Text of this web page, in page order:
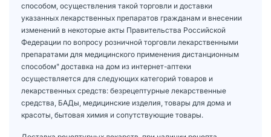
способом, осуществления такой торговли и доставки
указанных лекарственных препаратов гражданам и внесении
изменений в некоторые акты Правительства Российской
Федерации по вопросу розничной торговли лекарственными
препаратами для медицинского применения дистанционным
способом" доставка на дом из интернет-аптеки
осуществляется для следующих категорий товаров и
лекарственных средств: безрецептурные лекарственные
средства, БАДы, медицинские изделия, товары для дома и
красоты, бытовая химия и сопутствующие товары.